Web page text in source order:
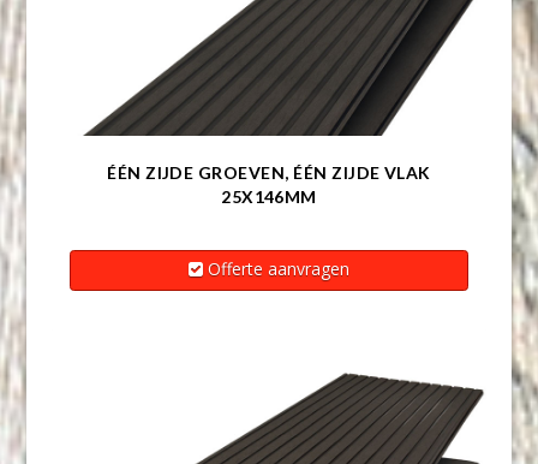
ÉÉN ZIJDE GROEVEN, ÉÉN ZIJDE VLAK
25X146MM
Offerte aanvragen